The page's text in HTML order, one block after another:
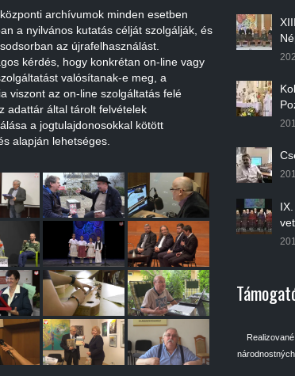
archívumok minden esetben
a nyilvános kutatás célját szolgálják, és
az újrafelhasználást.
kérdés, hogy konkrétan on-line vagy
valósítanak-e meg, a
viszont az on-line szolgáltatás felé
adattár által tárolt felvételek
a jogtulajdonosokkal kötött
alapján lehetséges.